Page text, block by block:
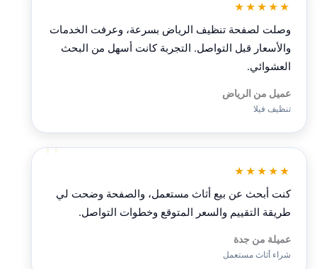
★★★★★
وصلت لصفحة تنظيف الرياض بسرعة، وعرفت الخدمات
والأسعار قبل التواصل. التجربة كانت أسهل من البحث
العشوائي.
عميل من الرياض
تنظيف فيلا
★★★★★
كنت أبحث عن بيع أثاث مستعمل، والصفحة وضحت لي
طريقة التقييم والسعر المتوقع وخطوات التواصل.
عميلة من جدة
شراء أثاث مستعمل